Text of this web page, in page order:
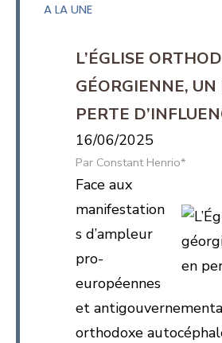
A LA UNE
L’ÉGLISE
GÉORGIENNE,
PERTE
16/06/2025
Constant Henrio*
Face aux
manifestation
s d’ampleur
pro-
européennes
et
orthodoxe